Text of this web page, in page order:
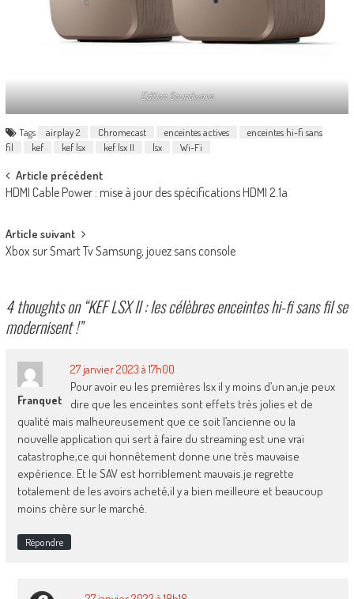
Edition Soundwave
Tags airplay 2 Chromecast enceintes actives
enceintes hi-fi sans
fil
kef kef lsx kef lsx II lsx Wi-Fi
Post
navigation
Article précédent
HDMI Cable Power : mise à jour des spécifications HDMI 2.1a
Article suivant
Xbox sur Smart Tv Samsung, jouez sans console
4 thoughts on “KEF LSX II : les célèbres enceintes hi-fi sans fil se
modernisent !”
Franquet
27 janvier 2023 à 17h00
Pour avoir eu les premières lsx il y moins d’un an,je peux
dire que les enceintes sont effets très jolies et de
qualité mais malheureusement que ce soit l’ancienne ou la
nouvelle application qui sert à faire du streaming est une vrai
catastrophe,ce qui honnêtement donne une très mauvaise
expérience. Et le SAV est horriblement mauvais.je regrette
totalement de les avoirs acheté,il y a bien meilleure et beaucoup
moins chère sur le marché.
Répondre